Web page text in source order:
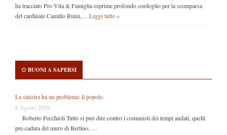
ha tracciato Pro Vita & Famiglia esprime profondo cordoglio per la scomparsa
del cardinale Camillo Ruini, … Leggi tutto »
BUONI A SAPERSI
La sinistra ha un problema: il popolo
6 Agosto 2026
Roberto Pecchioli Tutto si può dire contro i comunisti dei tempi andati, quelli
pre-caduta del muro di Berlino, …